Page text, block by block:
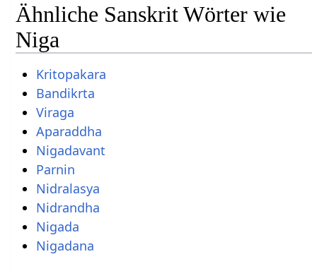
Ähnliche Sanskrit Wörter wie
Niga
Kritopakara
Bandikrta
Viraga
Aparaddha
Nigadavant
Parnin
Nidralasya
Nidrandha
Nigada
Nigadana